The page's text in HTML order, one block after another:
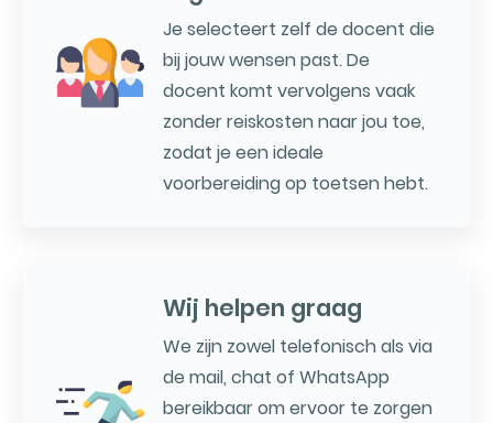
Je selecteert zelf de docent die
bij jouw wensen past. De
docent komt vervolgens vaak
zonder reiskosten naar jou toe,
zodat je een ideale
voorbereiding op toetsen hebt.
Wij helpen graag
We zijn zowel telefonisch als via
de mail, chat of WhatsApp
bereikbaar om ervoor te zorgen